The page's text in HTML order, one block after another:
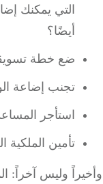
التي يمكنك
أيضًا؟
ضع خطة
تجنب إضاعة
استأجر المساعدة.
تأمين الملكية
وليس آخراً: